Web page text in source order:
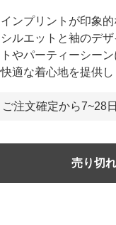
ンプリントが印象
ルエットと袖のデ
やパーティーシー
適な着心地を提供し
ご注文確定から7~28
売り切れ